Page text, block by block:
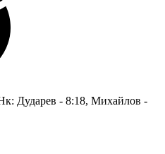
Дударев - 8:18, Михайлов -